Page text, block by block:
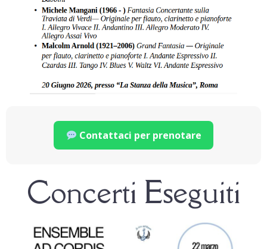
Contattaci per prenotare
Concerti Eseguiti